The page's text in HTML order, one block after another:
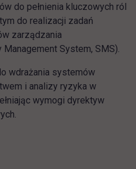
do pełnienia kluczowych ról
do realizacji zadań
zarządzania
System, SMS).
wdrażania systemów
i analizy ryzyka w
wymogi dyrektyw